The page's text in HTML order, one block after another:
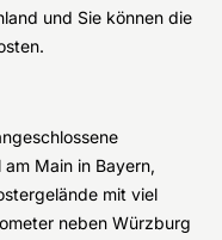
und Sie können die
am Main in Bayern,
mit viel
neben Würzburg